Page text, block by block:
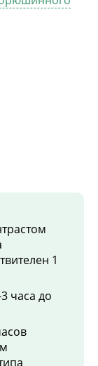
1
часа до